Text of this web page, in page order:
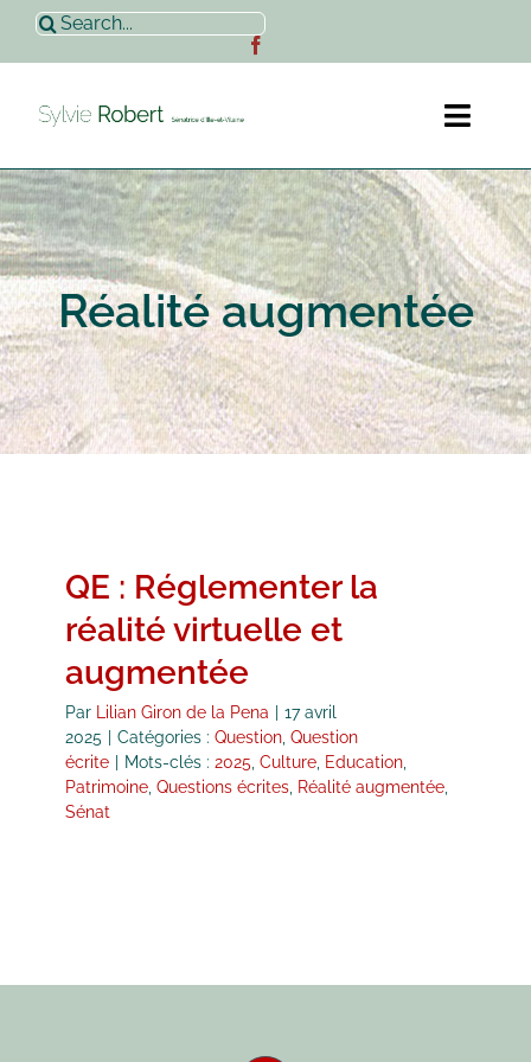
Passer
contenu
Rechercher:
Accueil
Sylvie Robert
Actualités
Contact
Réalité augmentée
QE : Réglementer la
réalité virtuelle et
augmentée
Par Lilian Giron de la Pena
17 avril
2025
Catégories : Question Question
écrite
Mots-clés : 2025 Culture Education
Patrimoine Questions écrites Réalité augmentée
Sénat